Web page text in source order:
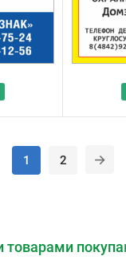
1 2
товарами